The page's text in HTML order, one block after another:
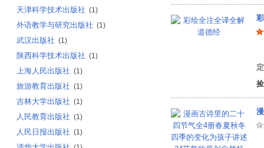
天津科学技术出版社 (1)
外语教学与研究出版社 (1)
武汉出版社 (1)
陕西科学技术出版社 (1)
上海人民出版社 (1)
旅游教育出版社 (1)
吉林大学出版社 (1)
人民教育出版社 (1)
人民日报出版社 (1)